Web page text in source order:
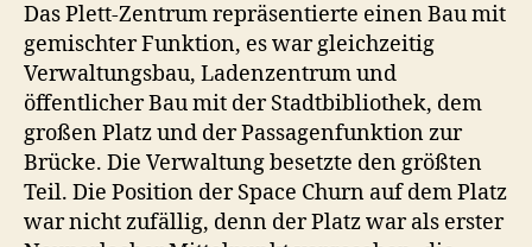
Das Plett-Zentrum repräsentierte einen Bau mit
gemischter Funktion, es war gleichzeitig
Verwaltungsbau, Ladenzentrum und
öffentlicher Bau mit der Stadtbibliothek, dem
großen Platz und der Passagenfunktion zur
Brücke. Die Verwaltung besetzte den größten
Teil. Die Position der Space Churn auf dem Platz
war nicht zufällig, denn der Platz war als erster